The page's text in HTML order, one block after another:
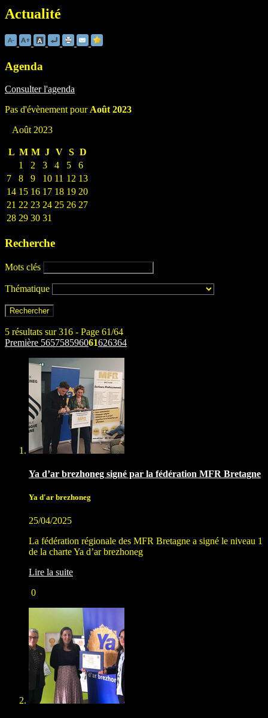
Actualité
Agenda
Consulter l'agenda
Pas d'évènement pourAoût 2023
Août 2023
L M M J V S D
1
2 3 4 5
6
7
8 9 10 11 12 13
14 15 16 17 18 19 20
21 22 23 24 25 26 27
28 29 30 31
Recherche
Mots clés
Thématique
5 résultats sur 316 - Page 61/64
Première 565758596061626364
Ya d’ar brezhoneg signé par la fédération MFR Bretagne
Ya d'ar brezhoneg
25/04/2025
La fédération régionale des MFR Bretagne a signé le niveau 1
de la charte Ya d’ar brezhoneg
Lire la suite
0